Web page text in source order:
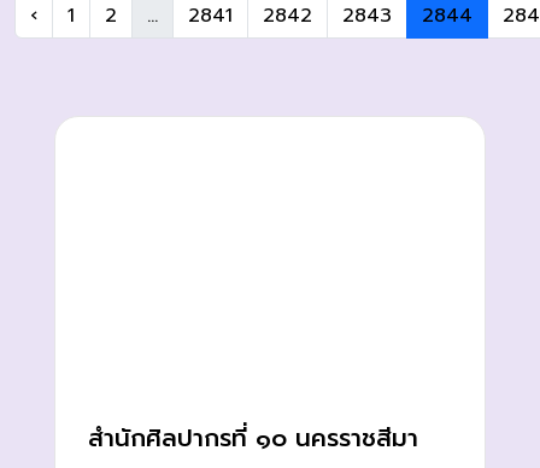
‹ 1 2 ... 2841 2842 2843 2844
สำนักศิลปากรที่ ๑๐ นครราชสีมา